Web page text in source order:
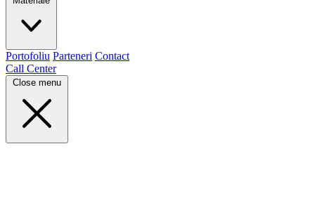
Portofoliu Parteneri Contact
Call Center
Close menu